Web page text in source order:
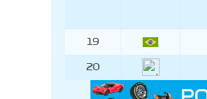
19
20